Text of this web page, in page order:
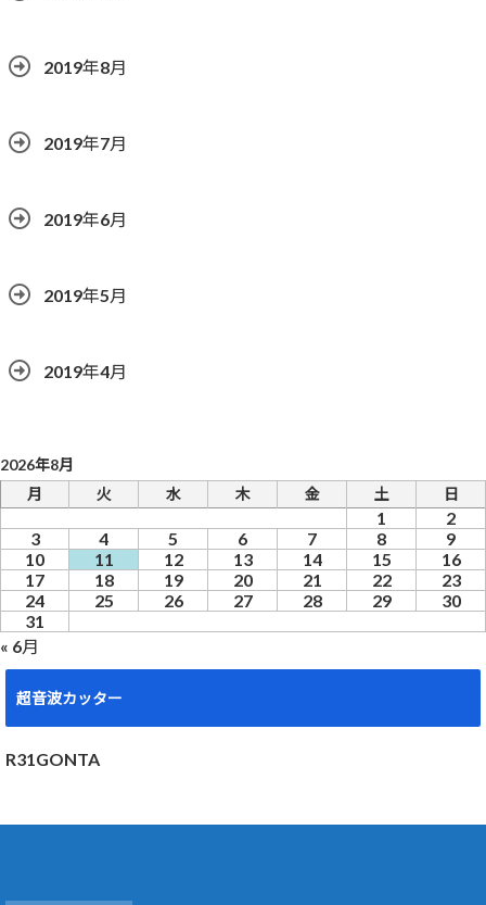
2019年8月
2019年7月
2019年6月
2019年5月
2019年4月
2026年8月
月
火 水 木 金 土 日
1
2
3
4 5 6 7 8
9
10
11 12 13 14 15
16
17
18 19 20 21 22
23
24
25 26 27 28 29
30
31
« 6月
超音波カッター
R31GONTA